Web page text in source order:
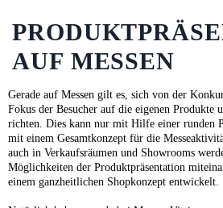
AUF MESSEN
Gerade auf Messen gilt es, sich von der
Fokus der Besucher auf die eigenen Produkte
richten. Dies kann nur mit Hilfe einer runden
mit einem Gesamtkonzept für die
auch in Verkaufsräumen und Showrooms
Möglichkeiten der Produktpräsentation
einem ganzheitlichen Shopkonzept entwickelt.